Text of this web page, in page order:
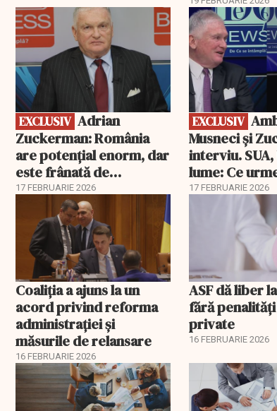
EXCLUSIV
EXCLUSIV
Zuckerman: România
are potențial enorm, dar
este frânată de
corupție, companii de
stat și influența
propagandei ruse
17 FEBRUARIE 2026
EXCLUSIV
EXCLUSIV Ambasadorii
Musneci și
interviu. SUA,
lume: Ce
pentru
17 FEBRUARIE 2026
Coaliția a ajuns la un
acord privind reforma
administrației și
măsurile de relansare
16 FEBRUARIE 2026
ASF dă liber
fără
private
16 FEBRUARIE 2026